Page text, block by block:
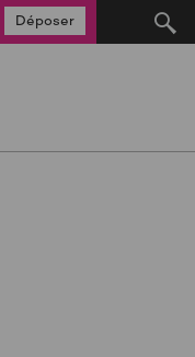
Déposer